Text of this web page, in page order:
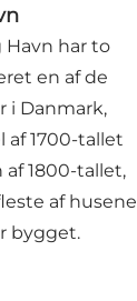
Havn har to
en af de
i Danmark,
af 1700-tallet
1800-tallet,
af husene
bygget.